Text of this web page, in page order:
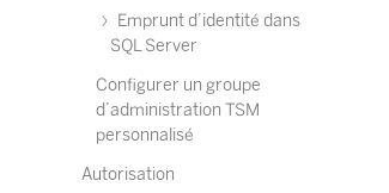
Emprunt d’identité dans
SQL Server
Configurer un groupe
d’administration TSM
personnalisé
Autorisation